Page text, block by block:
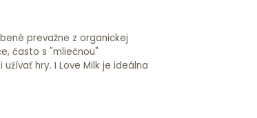
prevažne z organickej
často s "mliečnou"
hry. I Love Milk je ideálna